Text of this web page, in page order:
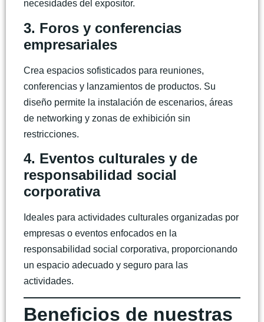
necesidades del expositor.
3. Foros y conferencias
empresariales
Crea espacios sofisticados para reuniones,
conferencias y lanzamientos de productos. Su
diseño permite la instalación de escenarios, áreas
de networking y zonas de exhibición sin
restricciones.
4. Eventos culturales y de
responsabilidad social
corporativa
Ideales para actividades culturales organizadas por
empresas o eventos enfocados en la
responsabilidad social corporativa, proporcionando
un espacio adecuado y seguro para las
actividades.
Beneficios de nuestras